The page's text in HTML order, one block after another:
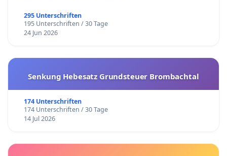
295 Unterschriften
195 Unterschriften / 30 Tage
24 Jun 2026
Senkung Hebesatz Grundsteuer Brombachtal
174 Unterschriften
174 Unterschriften / 30 Tage
14 Jul 2026